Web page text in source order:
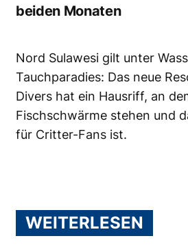
beiden Monaten
Nord Sulawesi gilt unter
Tauchparadies: Das neue
Divers hat ein Hausriff, an
Fischschwärme stehen und
für Critter-Fans ist.
WEITERLESEN